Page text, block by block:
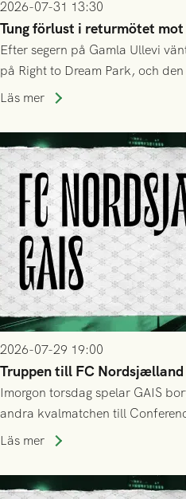
2026-07-31 13:30
Tung förlust i returmötet
Efter segern på Gamla Ullevi
på Right to Dream Park, och
upphöra efter mindre än kvarten
tennissiffror och det grönsvarta
Läs mer
2026-07-29 19:00
Truppen till FC
Imorgon torsdag spelar GAIS
andra kvalmatchen till
Park! Fredrik Holmberg och
Läs mer